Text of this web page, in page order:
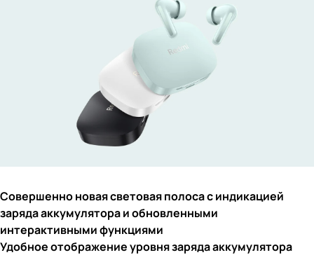
Совершенно новая световая полоса с индикацией
заряда аккумулятора и обновленными
интерактивными функциями
Удобное отображение уровня заряда аккумулятора